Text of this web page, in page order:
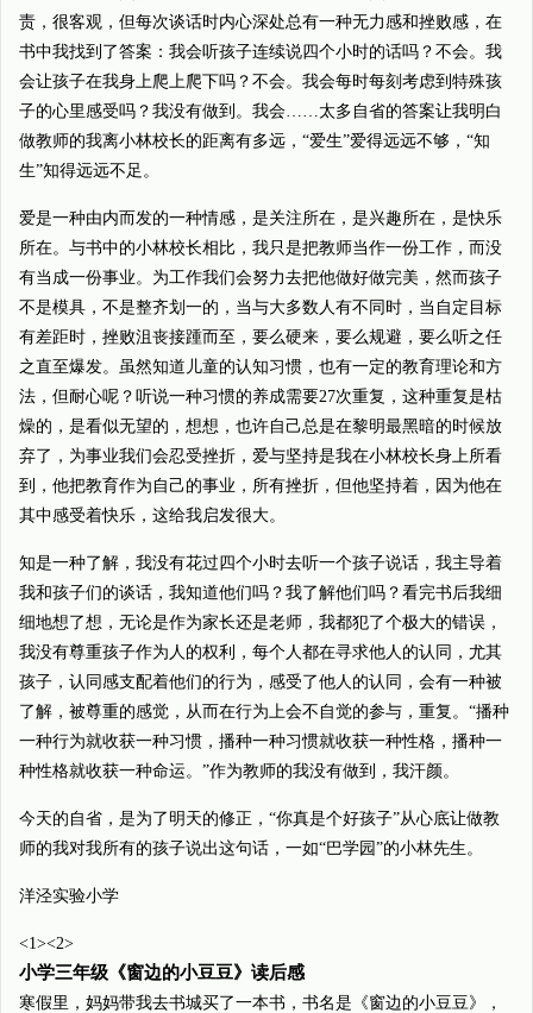
责，很客观，但每次谈话时内心深处总有一种无力感和挫败感，在
书中我找到了答案：我会听孩子连续说四个小时的话吗？不会。我
会让孩子在我身上爬上爬下吗？不会。我会每时每刻考虑到特殊孩
子的心里感受吗？我没有做到。我会……太多自省的答案让我明白
做教师的我离小林校长的距离有多远，“爱生”爱得远远不够，“知
生”知得远远不足。
爱是一种由内而发的一种情感，是关注所在，是兴趣所在，是快乐
所在。与书中的小林校长相比，我只是把教师当作一份工作，而没
有当成一份事业。为工作我们会努力去把他做好做完美，然而孩子
不是模具，不是整齐划一的，当与大多数人有不同时，当自定目标
有差距时，挫败沮丧接踵而至，要么硬来，要么规避，要么听之任
之直至爆发。虽然知道儿童的认知习惯，也有一定的教育理论和方
法，但耐心呢？听说一种习惯的养成需要27次重复，这种重复是枯
燥的，是看似无望的，想想，也许自己总是在黎明最黑暗的时候放
弃了，为事业我们会忍受挫折，爱与坚持是我在小林校长身上所看
到，他把教育作为自己的事业，所有挫折，但他坚持着，因为他在
其中感受着快乐，这给我启发很大。
知是一种了解，我没有花过四个小时去听一个孩子说话，我主导着
我和孩子们的谈话，我知道他们吗？我了解他们吗？看完书后我细
细地想了想，无论是作为家长还是老师，我都犯了个极大的错误，
我没有尊重孩子作为人的权利，每个人都在寻求他人的认同，尤其
孩子，认同感支配着他们的行为，感受了他人的认同，会有一种被
了解，被尊重的感觉，从而在行为上会不自觉的参与，重复。“播种
一种行为就收获一种习惯，播种一种习惯就收获一种性格，播种一
种性格就收获一种命运。”作为教师的我没有做到，我汗颜。
今天的自省，是为了明天的修正，“你真是个好孩子”从心底让做教
师的我对我所有的孩子说出这句话，一如“巴学园”的小林先生。
洋泾实验小学
<1><2>
小学三年级《窗边的小豆豆》读后感
寒假里，妈妈带我去书城买了一本书，书名是《窗边的小豆豆》，